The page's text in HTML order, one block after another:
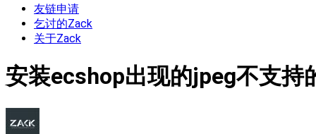
友链申请
乞讨的Zack
关于Zack
安装ecshop出现的jpeg不支持